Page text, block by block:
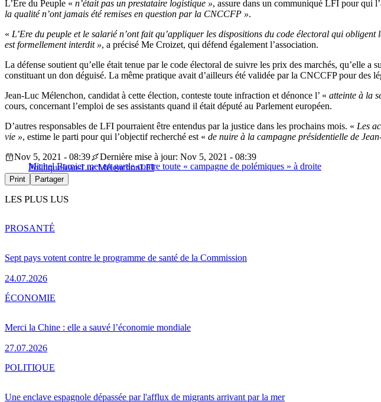
L’Ere du Peuple « n’était pas un prestataire logistique », assure dans un communiqué LFI pour qui
la qualité n’ont jamais été remises en question par la CNCCFP ».
« L’Ere du peuple et le salarié n’ont fait qu’appliquer les dispositions du code électoral qui
est formellement interdit », a précisé Me Croizet, qui défend également l’association.
La défense soutient qu’elle était tenue par le code électoral de suivre les prix des marchés, qu’elle a
constituant un don déguisé. La même pratique avait d’ailleurs été validée par la CNCCFP pour des
Jean-Luc Mélenchon, candidat à cette élection, conteste toute infraction et dénonce l’ « atteinte à la
cours, concernant l’emploi de ses assistants quand il était député au Parlement européen.
D’autres responsables de LFI pourraient être entendus par la justice dans les prochains mois. « Les
vie », estime le parti pour qui l’objectif recherché est « de nuire à la campagne présidentielle de
Michel Barnier met en garde contre toute « campagne de polémiques » à droite
Nov 5, 2021 - 08:39
Dernière mise à jour: Nov 5, 2021 - 08:39
PolitiqueJean-Luc MélenchonLFI
Print Partager
LES PLUS LUS
Sept pays votent contre le programme de santé de la Commission
24.07.2026
PROSANTÉ
Merci la Chine : elle a sauvé l’économie mondiale
27.07.2026
ÉCONOMIE
Une enclave espagnole dépassée par l'afflux de migrants arrivant par la mer
POLITIQUE